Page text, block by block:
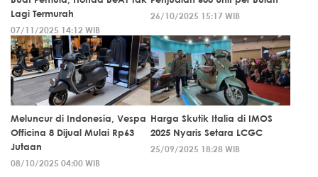
Lagi Termurah
07/11/2025 14:12 WIB
26/10/2025 15:17 WIB
Meluncur di Indonesia, Vespa
Officina 8 Dijual Mulai Rp63
Jutaan
08/10/2025 04:00 WIB
Harga Skutik Italia di IMOS
2025 Nyaris Setara LCGC
25/09/2025 18:28 WIB